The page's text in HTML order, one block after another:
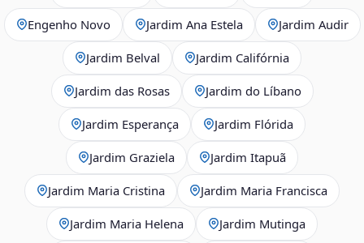
Engenho Novo Jardim Ana Estela Jardim Audir
Jardim Belval Jardim Califórnia
Jardim das Rosas Jardim do Líbano
Jardim Esperança Jardim Flórida
Jardim Graziela Jardim Itapuã
Jardim Maria Cristina Jardim Maria Francisca
Jardim Maria Helena Jardim Mutinga